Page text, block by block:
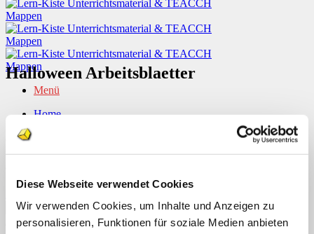
Diese Webseite verwendet Cookies
Wir verwenden Cookies, um Inhalte und Anzeigen zu
personalisieren, Funktionen für soziale Medien anbieten
Menü
Home
Info
Suchen nach:
Suchen nach:
Halloween Arbeitsblaetter
Dieser Eintrag wurde veröffentlicht am . Setze ein Lesezeichen auf
denpermalink